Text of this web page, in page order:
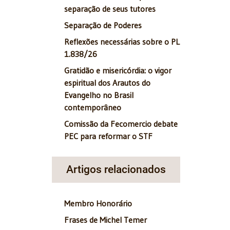
separação de seus tutores
Separação de Poderes
Reflexões necessárias sobre o PL
1.838/26
Gratidão e misericórdia: o vigor
espiritual dos Arautos do
Evangelho no Brasil
contemporâneo
Comissão da Fecomercio debate
PEC para reformar o STF
Artigos relacionados
Membro Honorário
Frases de Michel Temer